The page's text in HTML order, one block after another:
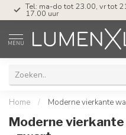
Tel: ma-do tot 23.00, vr tot
17.00 uur
MENU
Home / Moderne vierkante
Moderne